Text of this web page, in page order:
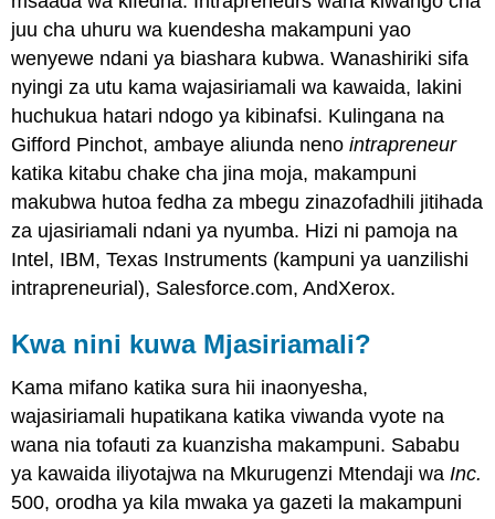
juu cha uhuru wa kuendesha makampuni yao
wenyewe ndani ya biashara kubwa. Wanashiriki sifa
nyingi za utu kama wajasiriamali wa kawaida, lakini
huchukua hatari ndogo ya kibinafsi. Kulingana na
Gifford Pinchot, ambaye aliunda nenointrapreneur
katika kitabu chake cha jina moja, makampuni
makubwa hutoa fedha za mbegu zinazofadhili jitihada
za ujasiriamali ndani ya nyumba. Hizi ni pamoja na
Intel, IBM, Texas Instruments (kampuni ya uanzilishi
intrapreneurial), Salesforce.com, AndXerox.
Kwa nini kuwa Mjasiriamali?
Kama mifano katika sura hii inaonyesha,
wajasiriamali hupatikana katika viwanda vyote na
wana nia tofauti za kuanzisha makampuni. Sababu
ya kawaida iliyotajwa na Mkurugenzi Mtendaji waInc.
500, orodha ya kila mwaka ya gazeti la makampuni